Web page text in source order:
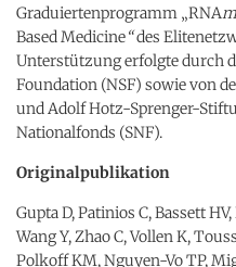
Graduiertenprogramm „RNA
Based Medicine“des
Unterstützung erfolgte durch
Foundation (NSF) sowie von
und Adolf Hotz-Sprenger-
Nationalfonds (SNF).
Originalpublikation
Gupta D, Patinios C, Bassett
Wang Y, Zhao C, Vollen K,
Polkoff KM, Nguyen-Vo TP,